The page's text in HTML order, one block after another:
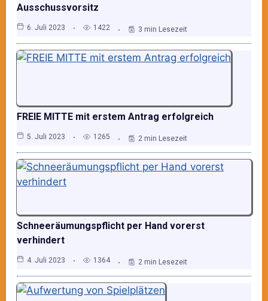
Ausschussvorsitz
6. Juli 2023 1422 3 min Lesezeit
FREIE MITTE mit erstem Antrag erfolgreich
5. Juli 2023 1265 2 min Lesezeit
Schneeräumungspflicht per Hand vorerst
verhindert
4. Juli 2023 1364 2 min Lesezeit